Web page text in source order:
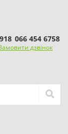
066 454 6758
дзвінок